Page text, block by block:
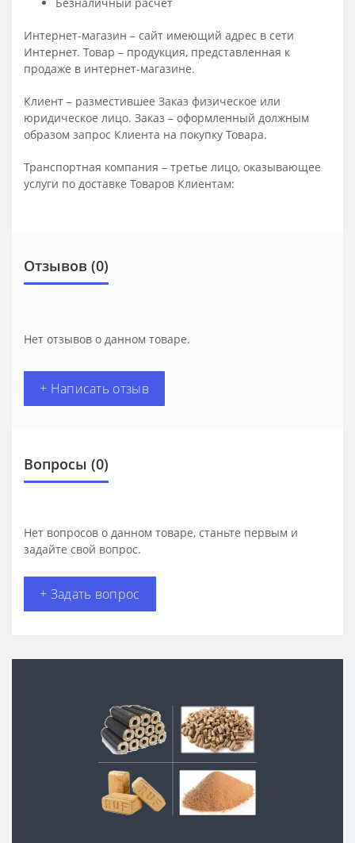
Интернет-магазин – сайт имеющий адрес в сети
Интернет. Товар – продукция, представленная к
продаже в интернет-магазине.
Клиент – разместившее Заказ физическое или
юридическое лицо. Заказ – оформленный должным
образом запрос Клиента на покупку Товара.
Транспортная компания – третье лицо, оказывающее
услуги по доставке Товаров Клиентам:
Отзывов (0)
Нет отзывов о данном товаре.
+ Написать отзыв
Вопросы (0)
Нет вопросов о данном товаре, станьте первым и
задайте свой вопрос.
+ Задать вопрос